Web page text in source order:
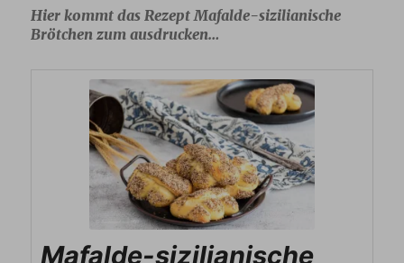
Hier kommt das Rezept Mafalde-sizilianische
Brötchen zum ausdrucken…
Mafalde-sizilianische